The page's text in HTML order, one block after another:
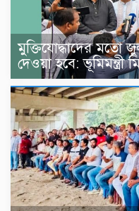
মুক্তিযোদ্ধাদের মতো
দেওয়া হবে: ভূমিমন্ত্রী